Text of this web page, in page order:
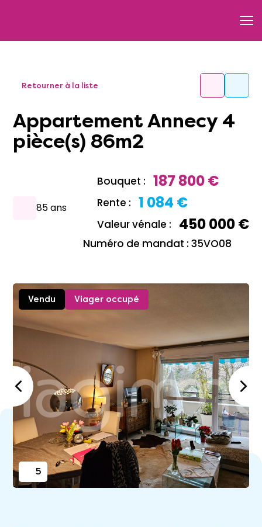
Retourner à la liste
Appartement Annecy 4
pièce(s) 86m2
85 ans
Bouquet : 187 800 €
Rente : 1 084 €
Valeur vénale : 450 000 €
Numéro de mandat : 35VO08
Vendu Viager occupé
5